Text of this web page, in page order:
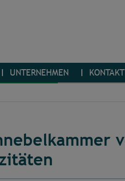
UNTERNEHMEN KONTAKT